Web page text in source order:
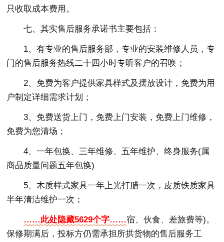
只收取成本费用。
七、其实售后服务承诺书主要包括：
1、有专业的售后服务部，专业的安装维修人员，专
门的售后服务热线二十四小时专听客户的召唤；
2、免费为客户提供家具样式及摆放设计，免费为用
户制定详细需求计划；
3、免费送货上门，免费上门安装，免费上门维修，
免费为您清场；
4、一年包换、三年维修、五年维护、终身服务(属
商品质量问题五年包换)
5、木质样式家具一年上光打腊一次，皮质铁质家具
半年清洁维护一次；
……此处隐藏5629个字……宿、伙食、差旅费等)。
保修期满后，投标方仍需承担所拱货物的售后服务工